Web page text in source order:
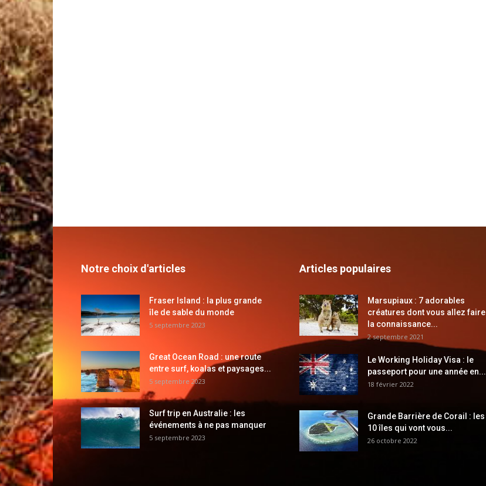
Notre choix d'articles
Fraser Island : la plus grande
île de sable du monde
5 septembre 2023
Great Ocean Road : une route
entre surf, koalas et paysages...
5 septembre 2023
Surf trip en Australie : les
événements à ne pas manquer
5 septembre 2023
Articles populaires
Marsupiaux : 7 adorables
créatures dont vous allez faire
la connaissance...
2 septembre 2021
Le Working Holiday Visa : le
passeport pour une année en...
18 février 2022
Grande Barrière de Corail : les
10 îles qui vont vous...
26 octobre 2022